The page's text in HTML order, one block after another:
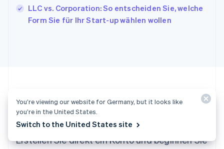
LLC vs. Corporation: So entscheiden Sie, welche
Form Sie für Ihr Start-up wählen wollen
Startklar?
Erstellen Sie direkt ein Konto und beginnen Sie
English
Liechtenstein
Malta
English
Mexiko
Neuseeland
You’re viewing our website for Germany, but it looks like
you’re in the United States.
Switch to the United States site